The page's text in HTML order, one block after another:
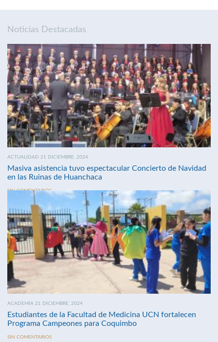
Noticias Destacadas
ACTUALIDAD 21 DICIEMBRE, 2024
Masiva asistencia tuvo espectacular Concierto de Navidad
en las Ruinas de Huanchaca
SIN COMENTARIOS
ACADEMIA 21 DICIEMBRE, 2024
Estudiantes de la Facultad de Medicina UCN fortalecen
Programa Campeones para Coquimbo
SIN COMENTARIOS